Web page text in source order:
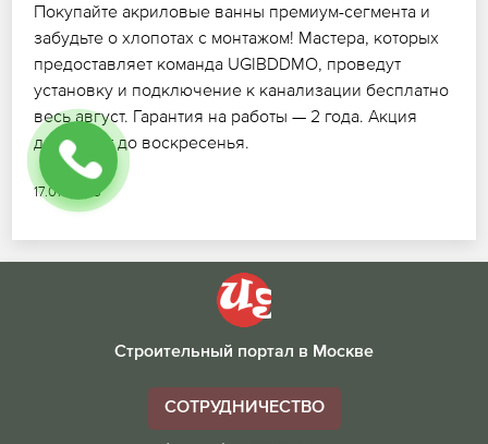
Покупайте акриловые ванны премиум-сегмента и
забудьте о хлопотах с монтажом! Мастера, которых
предоставляет команда UGIBDDMO, проведут
установку и подключение к канализации бесплатно
весь август. Гарантия на работы — 2 года. Акция
действует до воскресенья.
17.07.2026
Строительный портал в Москве
СОТРУДНИЧЕСТВО